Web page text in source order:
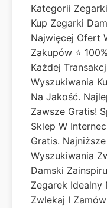
Kategorii
Kup Zegarki
Najwięcej Ofert
Zakupów ⭐
Każdej
Wyszukiwania
Na Jakość.
Zawsze Gratis!
Sklep W
Gratis.
Wyszukiwania
Damski
Zegarek Idealny
Zwlekaj I